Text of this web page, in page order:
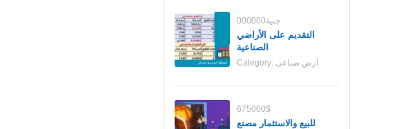
000000جنية
التقديم على الأراضي
الصناعية
Category: ارض صناعى
675000$
للبيع والاستثمار مصنع